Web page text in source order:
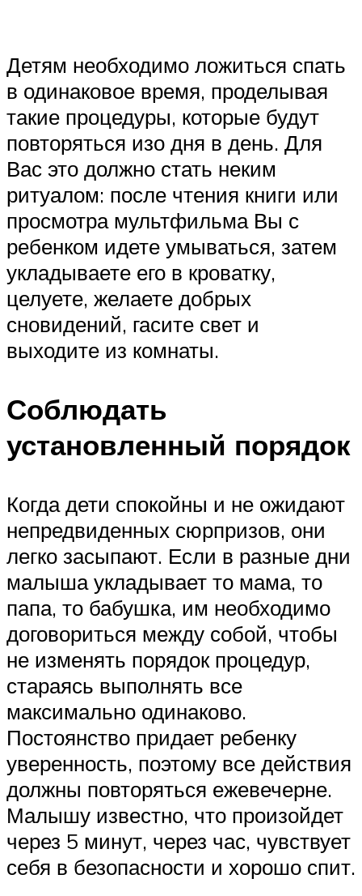
Детям необходимо ложиться спать
в одинаковое время, проделывая
такие процедуры, которые будут
повторяться изо дня в день. Для
Вас это должно стать неким
ритуалом: после чтения книги или
просмотра мультфильма Вы с
ребенком идете умываться, затем
укладываете его в кроватку,
целуете, желаете добрых
сновидений, гасите свет и
выходите из комнаты.
Соблюдать
установленный порядок
Когда дети спокойны и не ожидают
непредвиденных сюрпризов, они
легко засыпают. Если в разные дни
малыша укладывает то мама, то
папа, то бабушка, им необходимо
договориться между собой, чтобы
не изменять порядок процедур,
стараясь выполнять все
максимально одинаково.
Постоянство придает ребенку
уверенность, поэтому все действия
должны повторяться ежевечерне.
Малышу известно, что произойдет
через 5 минут, через час, чувствует
себя в безопасности и хорошо спит.